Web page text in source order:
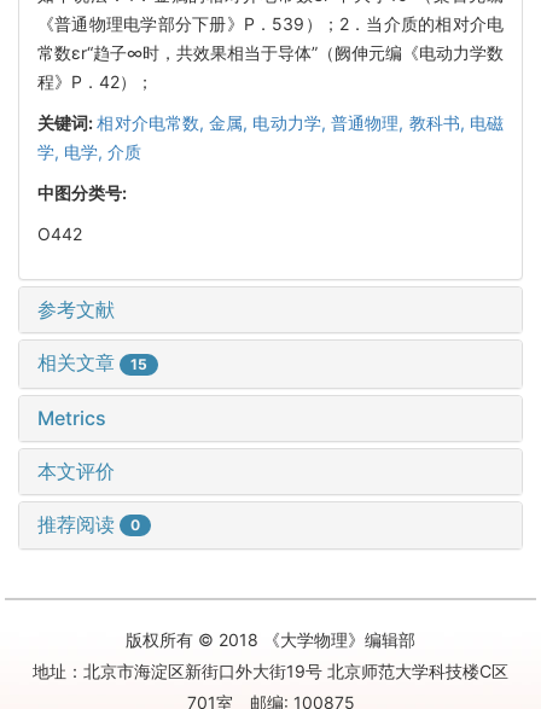
《普通物理电学部分下册》P．539）；2．当介质的相对介电
常数εr“趋子∞时，共效果相当于导体”（阙伸元编《电动力学数
程》P．42）；
关键词:相对介电常数,金属, 电动力学, 普通物理, 教科书, 电磁
学, 电学, 介质
中图分类号:
O442
参考文献
相关文章 15
Metrics
本文评价
推荐阅读 0
版权所有 © 2018 《大学物理》编辑部
地址：北京市海淀区新街口外大街19号 北京师范大学科技楼C区
701室 邮编: 100875